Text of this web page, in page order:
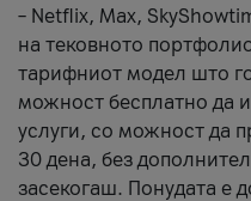
– Netflix, Max,
на тековното
тарифниот модел што
можност бесплатно да
услуги, со можност да
30 дена, без
засекогаш. Понудата е